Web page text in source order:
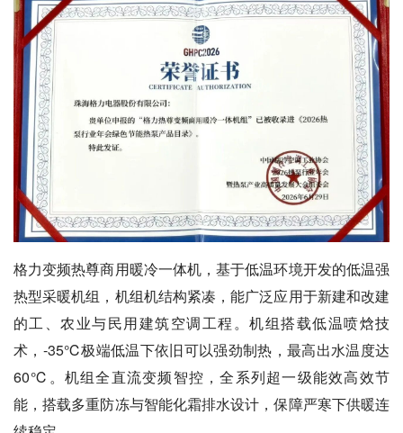
格力变频热尊商用暖冷一体机，基于低温环境开发的低温强
热型采暖机组，机组机结构紧凑，能广泛应用于新建和改建
的工、农业与民用建筑空调工程。机组搭载低温喷焓技
术，-35℃极端低温下依旧可以强劲制热，最高出水温度达
60℃。机组全直流变频智控，全系列超一级能效高效节
能，搭载多重防冻与智能化霜排水设计，保障严寒下供暖连